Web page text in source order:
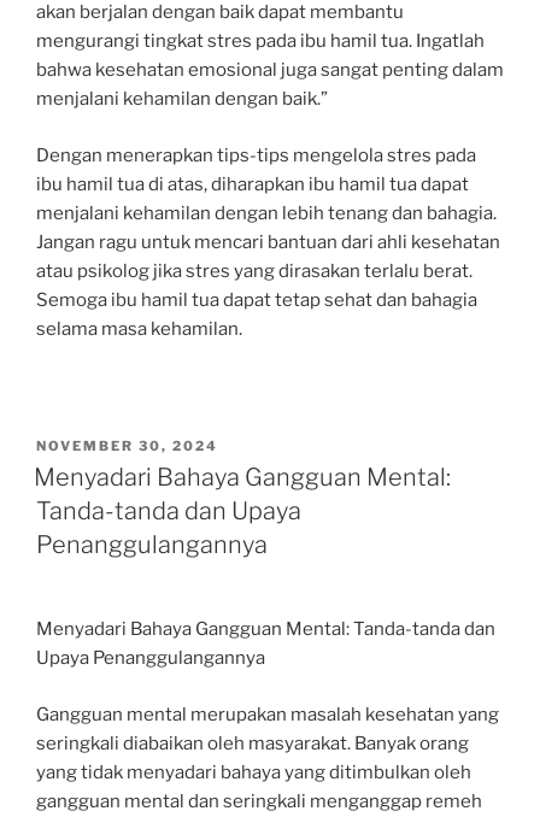
akan berjalan dengan baik dapat membantu
mengurangi tingkat stres pada ibu hamil tua. Ingatlah
bahwa kesehatan emosional juga sangat penting dalam
menjalani kehamilan dengan baik.”
Dengan menerapkan tips-tips mengelola stres pada
ibu hamil tua di atas, diharapkan ibu hamil tua dapat
menjalani kehamilan dengan lebih tenang dan bahagia.
Jangan ragu untuk mencari bantuan dari ahli kesehatan
atau psikolog jika stres yang dirasakan terlalu berat.
Semoga ibu hamil tua dapat tetap sehat dan bahagia
selama masa kehamilan.
POSTED
ON
NOVEMBER 30, 2024
Menyadari Bahaya Gangguan Mental:
Tanda-tanda dan Upaya
Penanggulangannya
Menyadari Bahaya Gangguan Mental: Tanda-tanda dan
Upaya Penanggulangannya
Gangguan mental merupakan masalah kesehatan yang
seringkali diabaikan oleh masyarakat. Banyak orang
yang tidak menyadari bahaya yang ditimbulkan oleh
gangguan mental dan seringkali menganggap remeh